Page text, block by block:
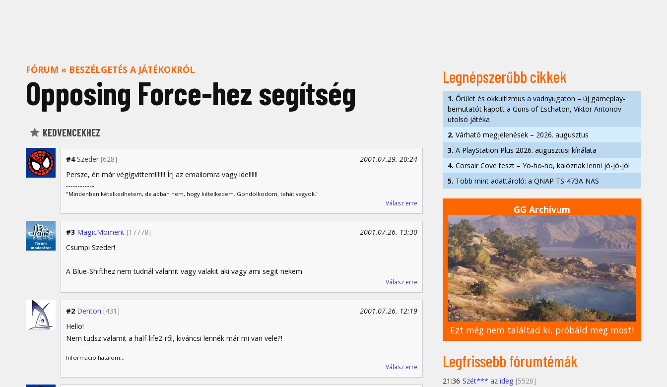
FÓRUM » BESZÉLGETÉS A JÁTÉKOKRÓL
Opposing Force-hez segítség
KEDVENCEKHEZ
#4 Szeder [628]
2001.07.29. 20:24
Persze, én már végigvittem!!!!!!! Írj az emailomra vagy ide!!!!!!
"Mindenben kételkedhetem, de abban nem, hogy kételkedem. Gondolkodom, tehát vagyok."
Válasz erre
#3 MagicMoment [17778]
2001.07.26. 13:30
Csumpi Szeder!
A Blue-Shifthez nem tudnál valamit vagy valakit aki vagy ami segit nekem
Válasz erre
#2 Denton [431]
2001.07.26. 12:19
Hello!
Nem tudsz valamit a half-life2-ről, kiváncsi lennék már mi van vele?!
Információ hatalom...
Válasz erre
Legnépszerűbb cikkek
1. Őrület és okkultizmus a vadnyugaton – új gameplay-
bemutatót kapott a Guns of Eschaton, Viktor Antonov
utolsó játéka
2. Várható megjelenések – 2026. augusztus
3. A PlayStation Plus 2026. augusztusi kínálata
4. Corsair Cove teszt – Yo-ho-ho, kalóznak lenni jó-jó-jó!
5. Több mint adattároló: a QNAP TS-473A NAS
GG Archívum
Ezt még nem találtad ki, próbáld meg most!
Legfrissebb fórumtémák
21:36 Szét*** az ideg [5520]